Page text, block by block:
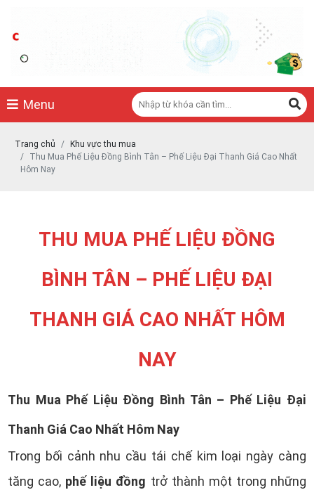
THU MUA PHẾ LIỆU ĐẠI THANH - CHUYÊN THU MUA CÁC LOẠI PHẾ LIỆU
0978887784
Menu
Trang chủ
Khu vực thu mua
Thu Mua Phế Liệu Đồng Bình Tân – Phế Liệu Đại Thanh Giá Cao Nhất
Hôm Nay
THU MUA PHẾ LIỆU ĐỒNG
BÌNH TÂN – PHẾ LIỆU ĐẠI
THANH GIÁ CAO NHẤT HÔM
NAY
Thu Mua Phế Liệu Đồng Bình Tân – Phế Liệu Đại
Thanh Giá Cao Nhất Hôm Nay
Trong bối cảnh nhu cầu tái chế kim loại ngày càng
tăng cao, phế liệu đồng trở thành một trong những